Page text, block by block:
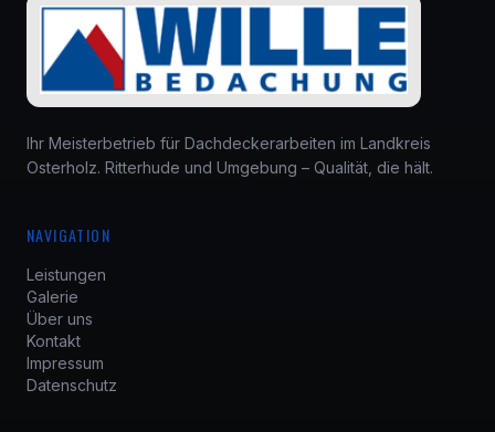
Ihr Meisterbetrieb für Dachdeckerarbeiten im Landkreis
Osterholz. Ritterhude und Umgebung – Qualität, die hält.
NAVIGATION
Leistungen
Galerie
Über uns
Kontakt
Impressum
Datenschutz